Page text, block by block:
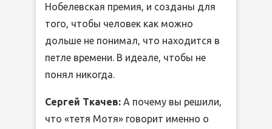
Нобелевская премия, и созданы для
того, чтобы человек как можно
дольше не понимал, что находится в
петле времени. В идеале, чтобы не
понял никогда.
Сергей Ткачев: А почему вы решили,
что «тетя Мотя» говорит именно о